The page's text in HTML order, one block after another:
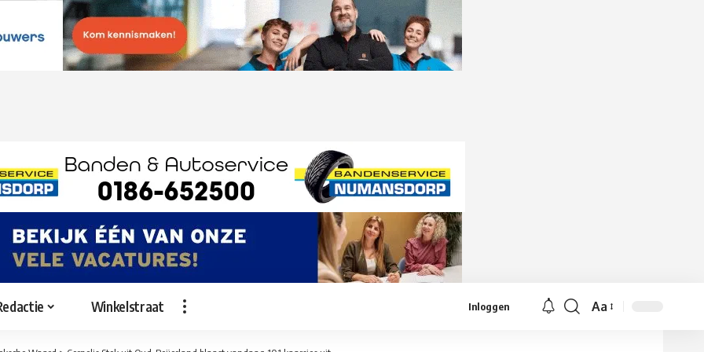
Winkelstraat Inloggen
Lettergrootte
Aa